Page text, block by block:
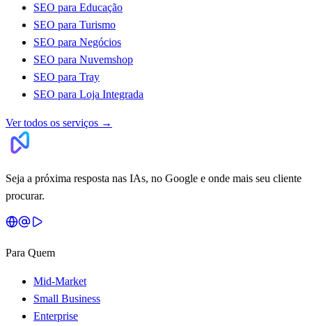
SEO para Educação
SEO para Turismo
SEO para Negócios
SEO para Nuvemshop
SEO para Tray
SEO para Loja Integrada
Ver todos os serviços →
Seja a próxima resposta nas IAs, no Google e onde mais seu cliente
procurar.
Para Quem
Mid-Market
Small Business
Enterprise